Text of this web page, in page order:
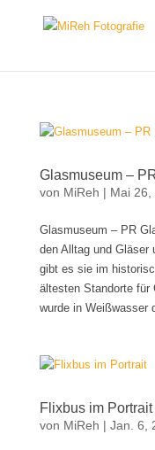
Glasmuseum –
von MiReh | Mai 26,
Glasmuseum – PR
den Alltag und Gläser
gibt es sie im
ältesten Standorte für
wurde in Weißwasser
Flixbus im Portrait
von MiReh | Jan. 6,